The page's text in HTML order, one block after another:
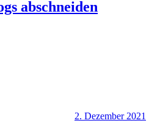
abschneiden
2. Dezember 2021